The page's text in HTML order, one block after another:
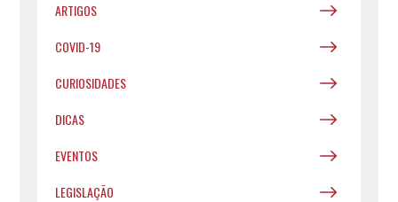
ARTIGOS
COVID-19
CURIOSIDADES
DICAS
EVENTOS
LEGISLAÇÃO